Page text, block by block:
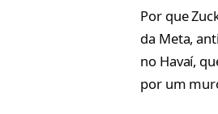
Por que
da Meta,
no Havaí,
por um